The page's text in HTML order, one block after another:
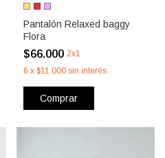
Pantalón Relaxed baggy
Flora
$66.000 2x1
6 x $11.000 sin interés
Comprar